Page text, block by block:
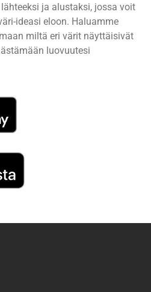
ja alustaksi, jossa voit
ideasi eloon. Haluamme
miltä eri värit näyttäisivät
luovuutesi